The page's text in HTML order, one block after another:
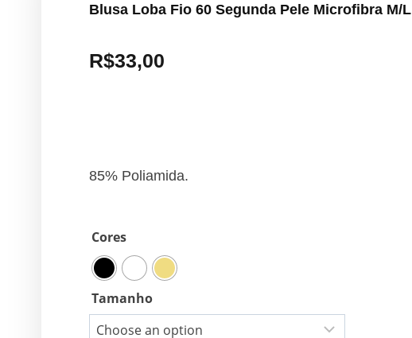
Blusa Loba Fio 60 Segunda Pele Microfibra M/L
R$33,00
85% Poliamida.
Cores
Tamanho